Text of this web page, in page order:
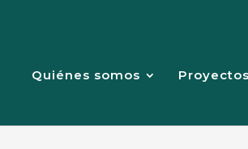
Quiénes somos Proyectos